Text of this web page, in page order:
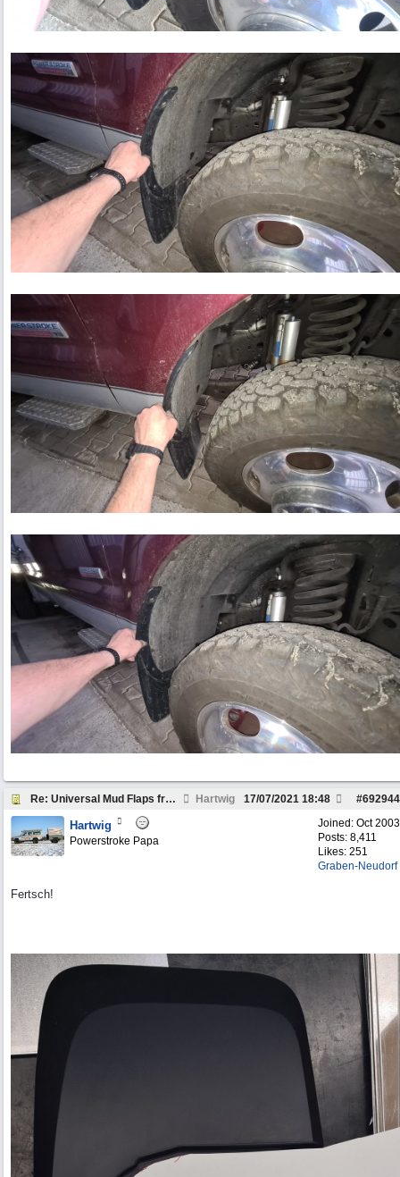
Re: Universal Mud Flaps front ? Hartwig #692944
17/07/2021 18:48
Joined: Oct 2003
Posts: 8,411
Likes: 251
Graben-Neudorf
Hartwig
Powerstroke Papa
Fertsch!